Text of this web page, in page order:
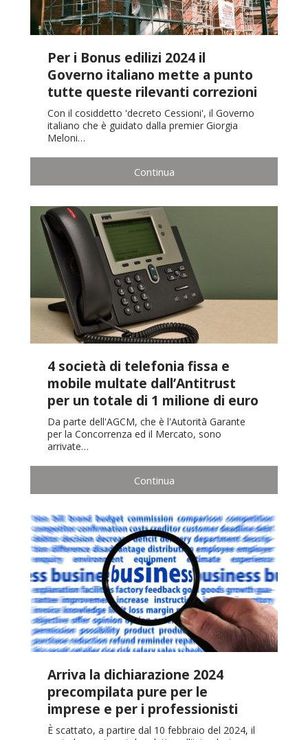
Per i Bonus edilizi 2024 il
Governo italiano mette a punto
tutte queste rilevanti correzioni
Con il cosiddetto 'decreto Cessioni', il Governo
italiano che è guidato dalla premier Giorgia
Meloni…
Continua
4 società di telefonia fissa e
mobile multate dall’Antitrust
per un totale di 1 milione di euro
Da parte dell'AGCM, che è l'Autorità Garante
per la Concorrenza ed il Mercato, sono
arrivate…
Continua
Arriva la dichiarazione 2024
precompilata pure per le
imprese e per i professionisti
È scattato, a partire dal 10 febbraio del 2024, il